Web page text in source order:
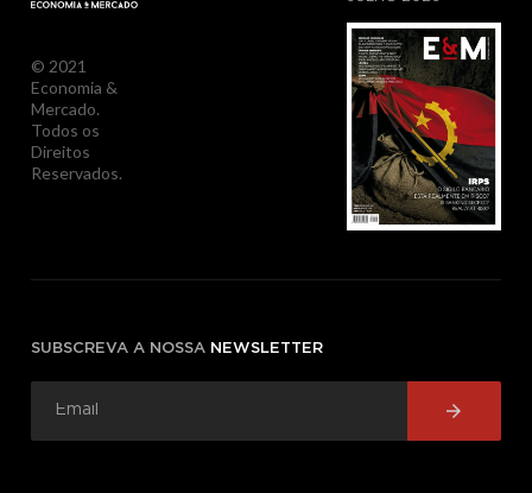
© 2021
Economia &
Mercado.
Todos os
Direitos
Reservados.
SUBSCREVA A NOSSA NEWSLETTER